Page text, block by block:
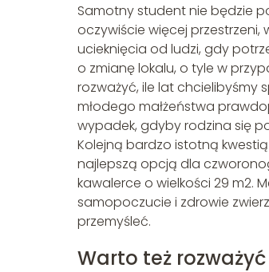
Samotny student nie będzie
oczywiście więcej
ucieknięcia od ludzi, gdy
o zmianę lokalu, o tyle w
rozważyć, ile lat chcielibyśmy
młodego małżeństwa
wypadek, gdyby rodzina się
Kolejną bardzo istotną
najlepszą opcją dla
kawalerce o wielkości 29 m2.
samopoczucie i zdrowie
przemyśleć.
Warto też